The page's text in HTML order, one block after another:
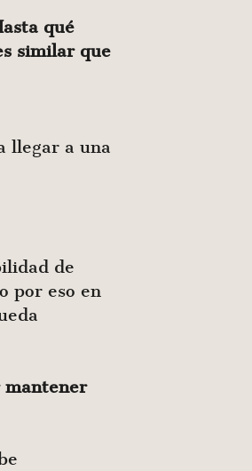
qué
similar que
llegar a una
de
por eso en
mantener